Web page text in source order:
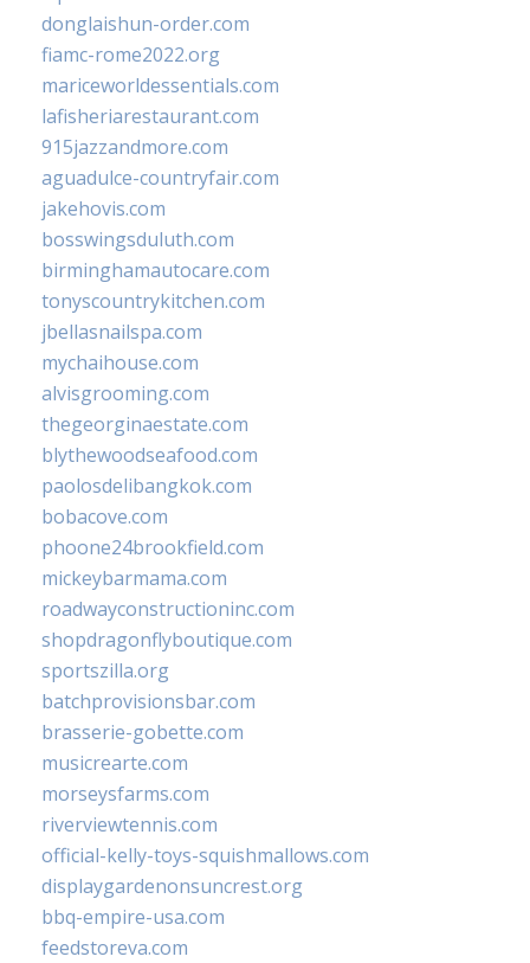
donglaishun-order.com
fiamc-rome2022.org
mariceworldessentials.com
lafisheriarestaurant.com
915jazzandmore.com
aguadulce-countryfair.com
jakehovis.com
bosswingsduluth.com
birminghamautocare.com
tonyscountrykitchen.com
jbellasnailspa.com
mychaihouse.com
alvisgrooming.com
thegeorginaestate.com
blythewoodseafood.com
paolosdelibangkok.com
bobacove.com
phoone24brookfield.com
mickeybarmama.com
roadwayconstructioninc.com
shopdragonflyboutique.com
sportszilla.org
batchprovisionsbar.com
brasserie-gobette.com
musicrearte.com
morseysfarms.com
riverviewtennis.com
official-kelly-toys-squishmallows.com
displaygardenonsuncrest.org
bbq-empire-usa.com
feedstoreva.com